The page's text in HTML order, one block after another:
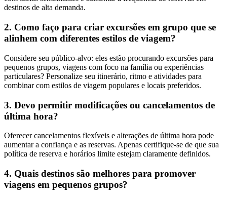
destinos de alta demanda.
2. Como faço para criar excursões em grupo que se
alinhem com diferentes estilos de viagem?
Considere seu público-alvo: eles estão procurando excursões para
pequenos grupos, viagens com foco na família ou experiências
particulares? Personalize seu itinerário, ritmo e atividades para
combinar com estilos de viagem populares e locais preferidos.
3. Devo permitir modificações ou cancelamentos de
última hora?
Oferecer cancelamentos flexíveis e alterações de última hora pode
aumentar a confiança e as reservas. Apenas certifique-se de que sua
política de reserva e horários limite estejam claramente definidos.
4. Quais destinos são melhores para promover
viagens em pequenos grupos?